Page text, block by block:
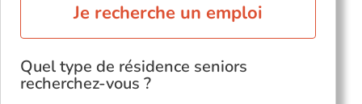
Je recherche un emploi
Quel type de résidence seniors
recherchez-vous ?